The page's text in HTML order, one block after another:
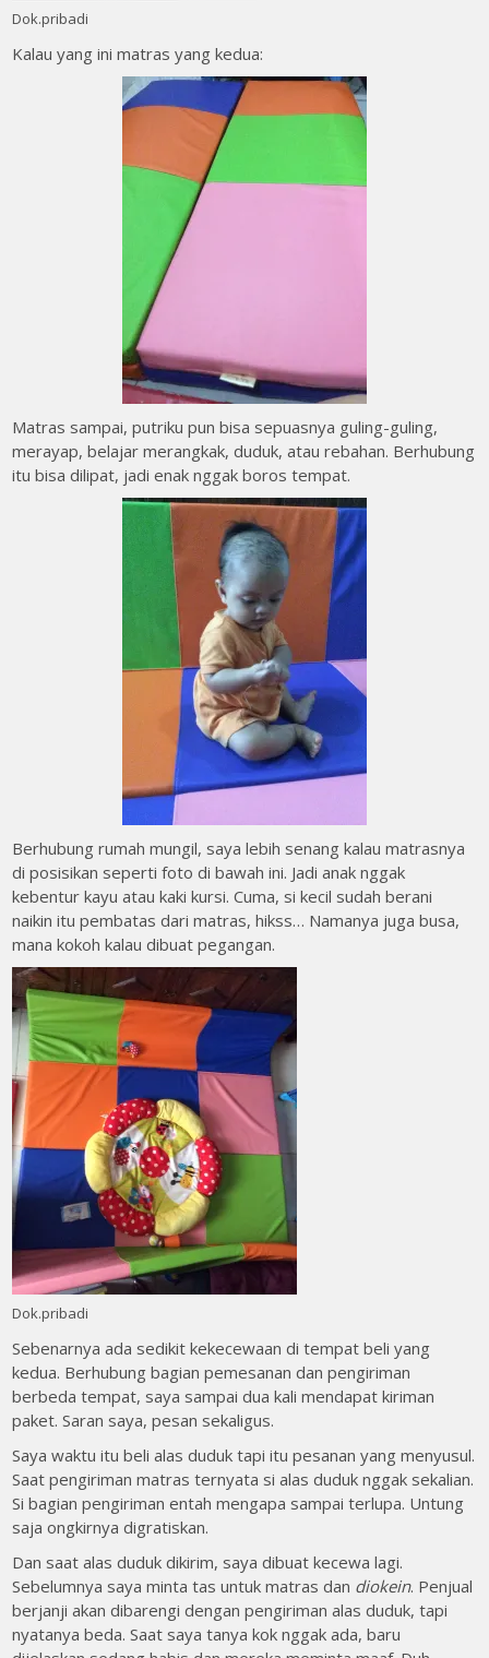
Dok.pribadi
Kalau yang ini matras yang kedua:
Matras sampai, putriku pun bisa sepuasnya guling-guling,
merayap, belajar merangkak, duduk, atau rebahan. Berhubung
itu bisa dilipat, jadi enak nggak boros tempat.
Berhubung rumah mungil, saya lebih senang kalau matrasnya
di posisikan seperti foto di bawah ini. Jadi anak nggak
kebentur kayu atau kaki kursi. Cuma, si kecil sudah berani
naikin itu pembatas dari matras, hikss… Namanya juga busa,
mana kokoh kalau dibuat pegangan.
Dok.pribadi
Sebenarnya ada sedikit kekecewaan di tempat beli yang
kedua. Berhubung bagian pemesanan dan pengiriman
berbeda tempat, saya sampai dua kali mendapat kiriman
paket. Saran saya, pesan sekaligus.
Saya waktu itu beli alas duduk tapi itu pesanan yang menyusul.
Saat pengiriman matras ternyata si alas duduk nggak sekalian.
Si bagian pengiriman entah mengapa sampai terlupa. Untung
saja ongkirnya digratiskan.
Dan saat alas duduk dikirim, saya dibuat kecewa lagi.
Sebelumnya saya minta tas untuk matras dan diokein. Penjual
berjanji akan dibarengi dengan pengiriman alas duduk, tapi
nyatanya beda. Saat saya tanya kok nggak ada, baru